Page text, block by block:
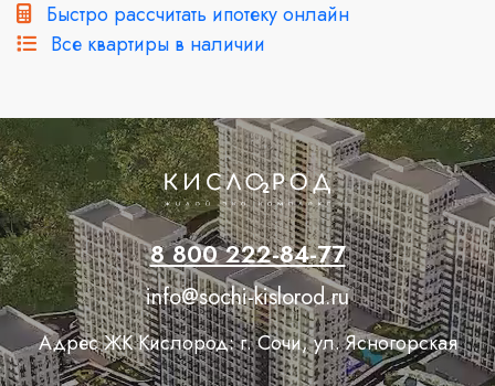
Быстро рассчитать ипотеку онлайн
Все квартиры в наличии
8 800 222-84-77
info@sochi-kislorod.ru
Адрес ЖК Кислород: г. Сочи, ул. Ясногорская